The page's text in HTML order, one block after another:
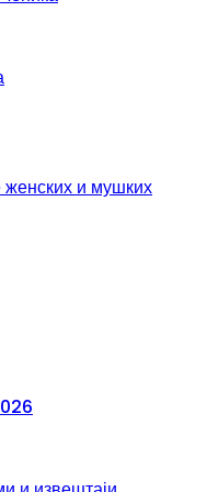
и мушких